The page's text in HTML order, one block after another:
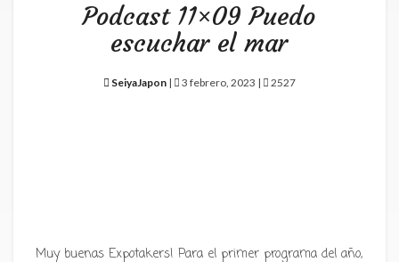
Podcast 11×09 Puedo
escuchar el mar
SeiyaJapon | 3 febrero, 2023 | 2527
Muy buenas Expotakers! Para el primer programa del año,